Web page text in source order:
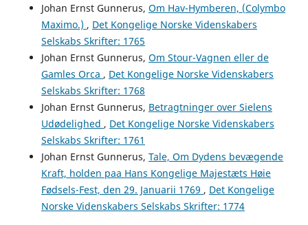
Johan Ernst Gunnerus, Om Hav-Hymberen, (Colymbo
Maximo.) , Det Kongelige Norske Videnskabers
Selskabs Skrifter: 1765
Johan Ernst Gunnerus, Om Stour-Vagnen eller de
Gamles Orca , Det Kongelige Norske Videnskabers
Selskabs Skrifter: 1768
Johan Ernst Gunnerus, Betragtninger over Sielens
Udødelighed , Det Kongelige Norske Videnskabers
Selskabs Skrifter: 1761
Johan Ernst Gunnerus, Tale, Om Dydens bevægende
Kraft, holden paa Hans Kongelige Majestæts Høie
Fødsels-Fest, den 29. Januarii 1769 , Det Kongelige
Norske Videnskabers Selskabs Skrifter: 1774